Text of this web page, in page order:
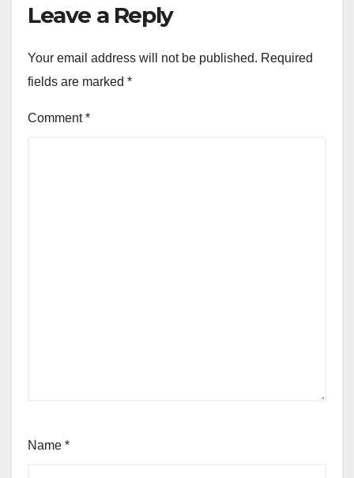
Leave a Reply
Your email address will not be published. Required
fields are marked *
Comment*
Name *